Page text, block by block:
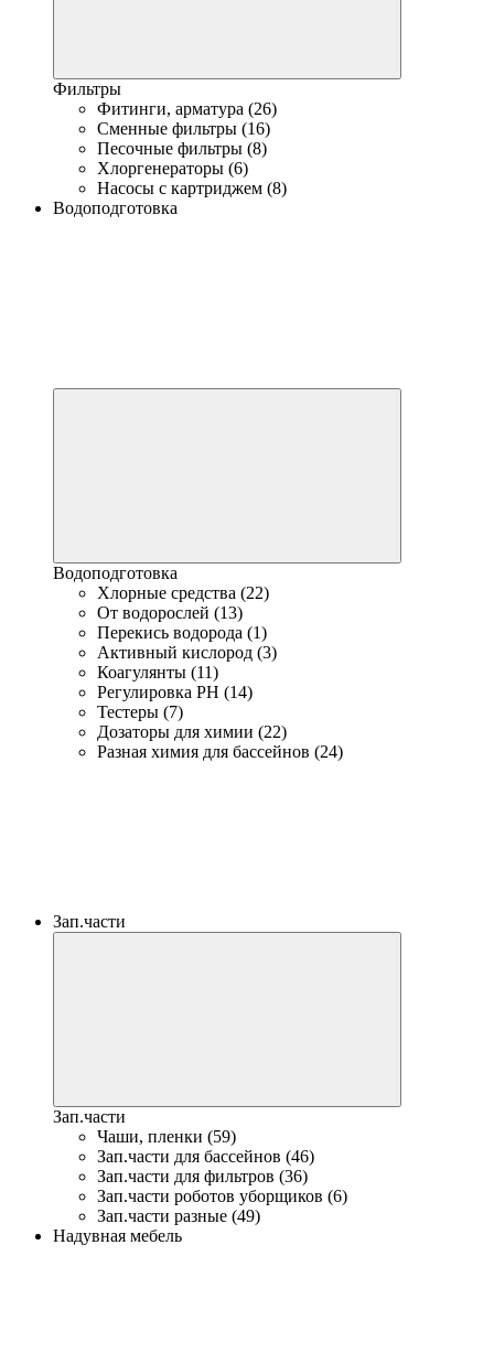
Фильтры
Фитинги, арматура (26)
Сменные фильтры (16)
Песочные фильтры (8)
Хлоргенераторы (6)
Насосы с картриджем (8)
Водоподготовка
Водоподготовка
Хлорные средства (22)
От водорослей (13)
Перекись водорода (1)
Активный кислород (3)
Коагулянты (11)
Регулировка PH (14)
Тестеры (7)
Дозаторы для химии (22)
Разная химия для бассейнов (24)
Зап.части
Зап.части
Чаши, пленки (59)
Зап.части для бассейнов (46)
Зап.части для фильтров (36)
Зап.части роботов уборщиков (6)
Зап.части разные (49)
Надувная мебель